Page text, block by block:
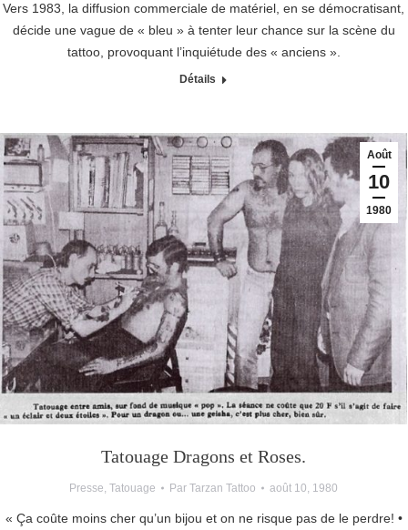
Vers 1983, la diffusion commerciale de matériel, en se démocratisant,
décide une vague de « bleu » à tenter leur chance sur la scène du
tattoo, provoquant l’inquiétude des « anciens ».
Détails
Août
10
1980
Tatouage Dragons et Roses.
Presse Tatouage Par Tarzan Tattoo août 10, 1980
« Ça coûte moins cher qu’un bijou et on ne risque pas de le perdre! •